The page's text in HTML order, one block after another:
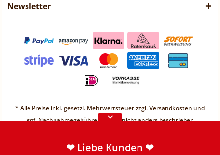
Vorübergehend sind keine
Bestellungen möglich.
❤ Liebe Kunden ❤
Newsletter
* Alle Preise inkl. gesetzl. Mehrwertsteuer zzgl.Versandkosten und
ggf. Nachnahmegebühren, wenn nicht anders beschrieben
Mindermengenzuschlag von 2,49€